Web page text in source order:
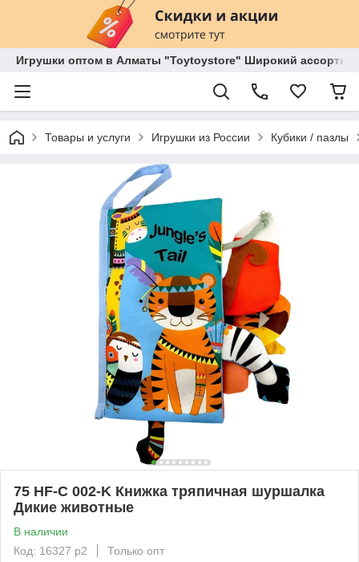
Игрушки оптом в Алматы "Toytoystore" Широкий
Товары и услуги Игрушки из России Кубики / пазлы
75 HF-C 002-K Книжка тряпичная шуршалка
Дикие животные
В наличии
Код: 16327 р2
Только опт